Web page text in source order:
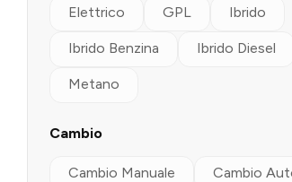
Elettrico GPL Ibrido
Ibrido Benzina Ibrido Diesel
Metano
Cambio
Cambio Manuale Cambio